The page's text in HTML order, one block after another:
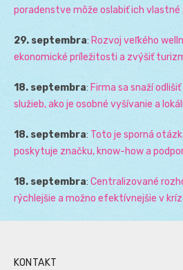
poradenstve môže oslabiť ich vlastné
29. septembra: Rozvoj veľkého
ekonomické príležitosti a zvýšiť
18. septembra: Firma sa snaží
služieb, ako je osobné vyšívanie a
18. septembra: Toto je sporná
poskytuje značku, know-how a
18. septembra: Centralizované
rýchlejšie a možno efektívnejšie v
KONTAKT